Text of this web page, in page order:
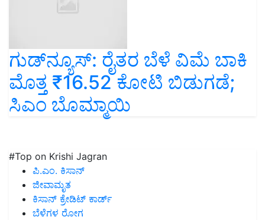
ಗುಡ್‌ನ್ಯೂಸ್‌: ರೈತರ ಬೆಳೆ ವಿಮೆ ಬಾಕಿ
ಮೊತ್ತ ₹16.52 ಕೋಟಿ ಬಿಡುಗಡೆ;
ಸಿಎಂ ಬೊಮ್ಮಾಯಿ
#Top on Krishi Jagran
ಪಿ.ಎಂ. ಕಿಸಾನ್
ಜೀವಾಮೃತ
ಕಿಸಾನ್ ಕ್ರೇಡಿಟ್ ಕಾರ್ಡ್
ಬೆಳೆಗಳ ರೋಗ